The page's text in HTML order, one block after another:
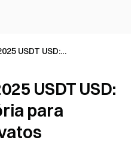
USDT USD:
USDT USD:
para